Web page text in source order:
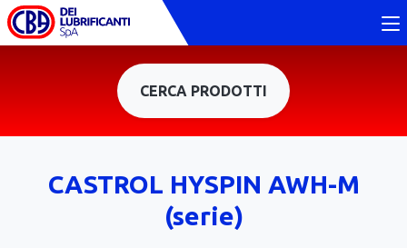
CERCA PRODOTTI
CASTROL HYSPIN AWH-M
(serie)